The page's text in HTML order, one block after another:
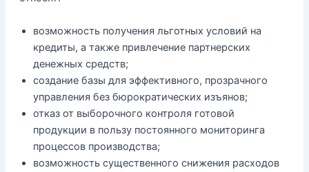
возможность получения льготных условий на
кредиты, а также привлечение партнерских
денежных средств;
создание базы для эффективного, прозрачного
управления без бюрократических изъянов;
отказ от выборочного контроля готовой
продукции в пользу постоянного мониторинга
процессов производства;
возможность существенного снижения расходов